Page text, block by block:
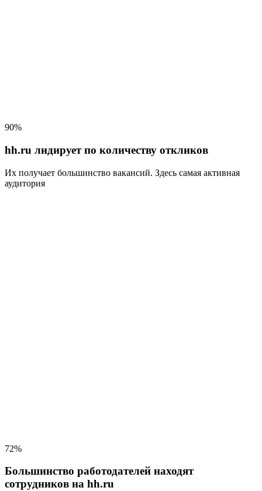
90%
hh.ru лидирует по количеству откликов
Их получает большинство вакансий. Здесь самая активная
аудитория
72%
Большинство работодателей находят
сотрудников на hh.ru